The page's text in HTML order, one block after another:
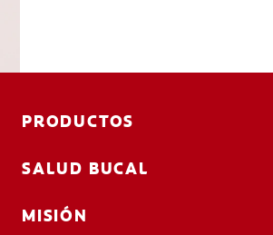
PRODUCTOS
SALUD BUCAL
MISIÓN